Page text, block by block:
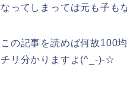
なってしまっては元も子も
この記事を読めば何故100
チリ分かりますよ(^_-)-☆